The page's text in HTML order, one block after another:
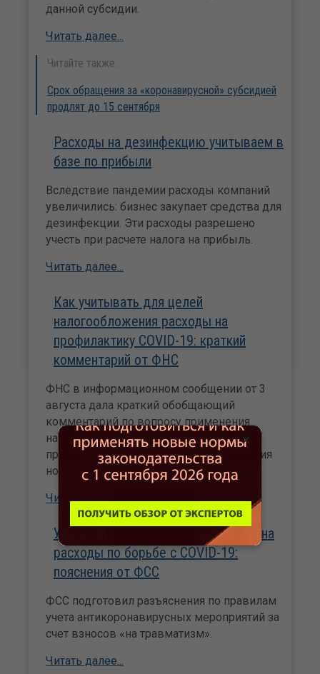
данной субсидии.
Читать далее...
Читайте также:
Срок обращения за «коронавирусной» субсидией
продлят до 15 сентября
Расходы на дезинфекцию учитываем в
базе по прибыли
Вследствие пандемии расходы компаний
увеличились: бизнес закупает средства для
дезинфекции. Эти расходы разрешено
учесть при расчете налога на прибыль.
Читать далее...
Как учитывать для целей
налогообложения расходы на
профилактику COVID-19: краткий
комментарий от ФНС
ФНС в информационном сообщении от 3
августа дала краткий обобщающий
комментарий по вопросу применения
налоговых поправок о расходах на
профилактику лечения и распространения
новой коронавирусной инфекции.
Читать далее...
Уменьшаем взносы на травматизм на
расходы по борьбе с COVID-19:
пояснения от ФСС
ФСС подготовил разъяснения по правилам
учета антикоронавирусных мероприятий за
счет взносов «на травматизм».
Читать далее...
×